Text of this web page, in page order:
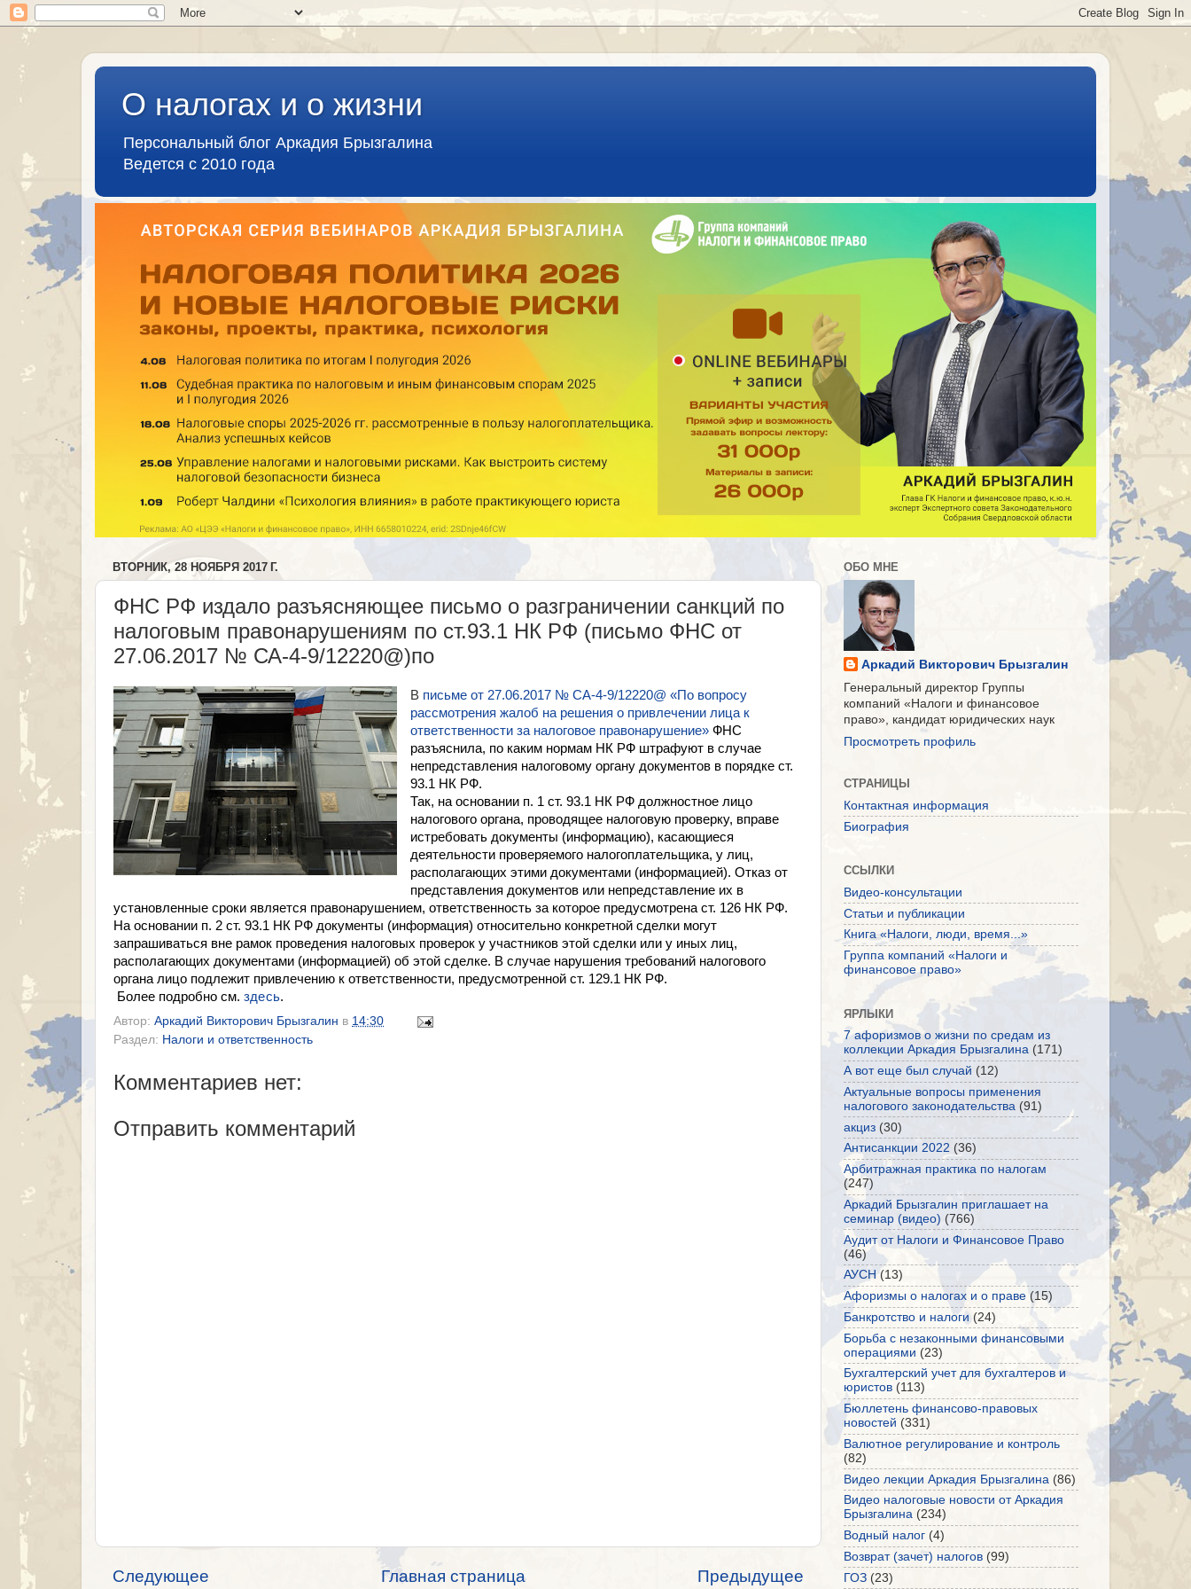
О налогах и о жизни
Персональный блог Аркадия Брызгалина
Ведется с 2010 года
ВТОРНИК, 28 НОЯБРЯ 2017 Г.
ФНС РФ издало разъясняющее письмо о разграничении санкций по
налоговым правонарушениям по ст.93.1 НК РФ (письмо ФНС от
27.06.2017 № СА-4-9/12220@)по
В письме от 27.06.2017 № СА-4-9/12220@ «По вопросу
рассмотрения жалоб на решения о привлечении лица к
ответственности за налоговое правонарушение»ФНС
разъяснила, по каким нормам НК РФ штрафуют в случае
непредставления налоговому органу документов в порядке ст.
93.1 НК РФ.
Так, на основании п. 1 ст. 93.1 НК РФ должностное лицо
налогового органа, проводящее налоговую проверку, вправе
истребовать документы (информацию), касающиеся
деятельности проверяемого налогоплательщика, у лиц,
располагающих этими документами (информацией). Отказ от
представления документов или непредставление их в
установленные сроки является правонарушением, ответственность за которое предусмотрена ст. 126 НК РФ.
На основании п. 2 ст. 93.1 НК РФ документы (информация) относительно конкретной сделки могут
запрашиваться вне рамок проведения налоговых проверок у участников этой сделки или у иных лиц,
располагающих документами (информацией) об этой сделке. В случае нарушения требований налогового
органа лицо подлежит привлечению к ответственности, предусмотренной ст. 129.1 НК РФ.
Более подробно см. здесь.
Автор: Аркадий Викторович Брызгалин в 14:30
Раздел: Налоги и ответственность
Комментариев нет:
Отправить комментарий
Следующее Предыдущее
Главная страница
ОБО МНЕ
Аркадий Викторович Брызгалин
Генеральный директор Группы
компаний «Налоги и финансовое
право», кандидат юридических наук
Просмотреть профиль
СТРАНИЦЫ
Контактная информация
Биография
ССЫЛКИ
Видео-консультации
Статьи и публикации
Книга «Налоги, люди, время...»
Группа компаний «Налоги и
финансовое право»
ЯРЛЫКИ
7 афоризмов о жизни по средам из
коллекции Аркадия Брызгалина (171)
А вот еще был случай (12)
Актуальные вопросы применения
налогового законодательства (91)
акциз (30)
Антисанкции 2022 (36)
Арбитражная практика по налогам
(247)
Аркадий Брызгалин приглашает на
семинар (видео) (766)
Аудит от Налоги и Финансовое Право
(46)
АУСН (13)
Афоризмы о налогах и о праве (15)
Банкротство и налоги (24)
Борьба с незаконными финансовыми
операциями (23)
Бухгалтерский учет для бухгалтеров и
юристов (113)
Бюллетень финансово-правовых
новостей (331)
Валютное регулирование и контроль
(82)
Видео лекции Аркадия Брызгалина (86)
Видео налоговые новости от Аркадия
Брызгалина (234)
Водный налог (4)
Возврат (зачет) налогов (99)
ГОЗ (23)